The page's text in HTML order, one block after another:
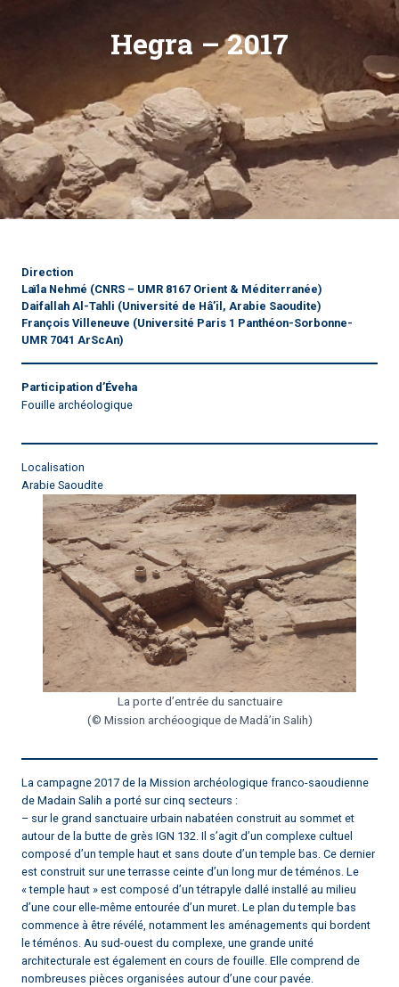
Hegra – 2017
Direction
Laïla Nehmé (CNRS – UMR 8167 Orient & Méditerranée)
Daifallah Al-Tahli (Université de Hâ’il, Arabie Saoudite)
François Villeneuve (Université Paris 1 Panthéon-Sorbonne-
UMR 7041 ArScAn)
Participation d’Éveha
Fouille archéologique
Localisation
Arabie Saoudite
La porte d’entrée du sanctuaire
(© Mission archéoogique de Madâ’in Salih)
La campagne 2017 de la Mission archéologique franco-saoudienne
de Madain Salih a porté sur cinq secteurs :
– sur le grand sanctuaire urbain nabatéen construit au sommet et
autour de la butte de grès IGN 132. Il s’agit d’un complexe cultuel
composé d’un temple haut et sans doute d’un temple bas. Ce dernier
est construit sur une terrasse ceinte d’un long mur de téménos. Le
« temple haut » est composé d’un tétrapyle dallé installé au milieu
d’une cour elle-même entourée d’un muret. Le plan du temple bas
commence à être révélé, notamment les aménagements qui bordent
le téménos. Au sud-ouest du complexe, une grande unité
architecturale est également en cours de fouille. Elle comprend de
nombreuses pièces organisées autour d’une cour pavée.